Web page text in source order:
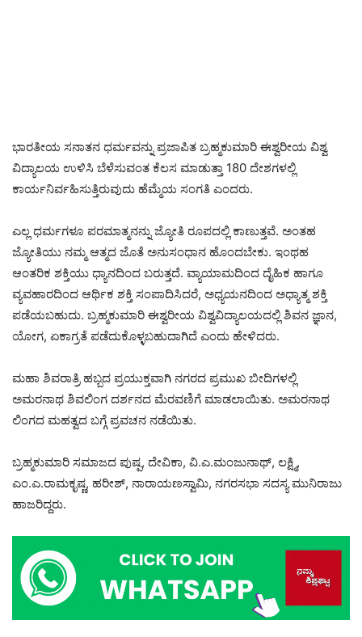
ಭಾರತೀಯ ಸನಾತನ ಧರ್ಮವನ್ನು ಪ್ರಜಾಪಿತ ಬ್ರಹ್ಮಕುಮಾರಿ ಈಶ್ವರೀಯ ವಿಶ್ವ
ವಿದ್ಯಾಲಯ ಉಳಿಸಿ ಬೆಳೆಸುವಂತ ಕೆಲಸ ಮಾಡುತ್ತಾ 180 ದೇಶಗಳಲ್ಲಿ
ಕಾರ್ಯನಿರ್ವಹಿಸುತ್ತಿರುವುದು ಹೆಮ್ಮೆಯ ಸಂಗತಿ ಎಂದರು.
ಎಲ್ಲ ಧರ್ಮಗಳೂ ಪರಮಾತ್ಮನನ್ನು ಜ್ಯೋತಿ ರೂಪದಲ್ಲಿ ಕಾಣುತ್ತವೆ. ಅಂತಹ
ಜ್ಯೋತಿಯು ನಮ್ಮ ಆತ್ಮದ ಜೊತೆ ಅನುಸಂಧಾನ ಹೊಂದಬೇಕು. ಇಂಥಹ
ಆಂತರಿಕ ಶಕ್ತಿಯು ಧ್ಯಾನದಿಂದ ಬರುತ್ತದೆ. ವ್ಯಾಯಾಮದಿಂದ ದೈಹಿಕ ಹಾಗೂ
ವ್ಯವಹಾರದಿಂದ ಆರ್ಥಿಕ ಶಕ್ತಿ ಸಂಪಾದಿಸಿದರೆ, ಅಧ್ಯಯನದಿಂದ ಅಧ್ಯಾತ್ಮ ಶಕ್ತಿ
ಪಡೆಯಬಹುದು. ಬ್ರಹ್ಮಕುಮಾರಿ ಈಶ್ವರೀಯ ವಿಶ್ವವಿದ್ಯಾಲಯದಲ್ಲಿ ಶಿವನ ಜ್ಞಾನ,
ಯೋಗ, ಏಕಾಗ್ರತೆ ಪಡೆದುಕೊಳ್ಳಬಹುದಾಗಿದೆ ಎಂದು ಹೇಳಿದರು.
ಮಹಾ ಶಿವರಾತ್ರಿ ಹಬ್ಬದ ಪ್ರಯುಕ್ತವಾಗಿ ನಗರದ ಪ್ರಮುಖ ಬೀದಿಗಳಲ್ಲಿ
ಅಮರನಾಥ ಶಿವಲಿಂಗ ದರ್ಶನದ ಮೆರವಣಿಗೆ ಮಾಡಲಾಯಿತು. ಅಮರನಾಥ
ಲಿಂಗದ ಮಹತ್ವದ ಬಗ್ಗೆ ಪ್ರವಚನ ನಡೆಯಿತು.
ಬ್ರಹ್ಮಕುಮಾರಿ ಸಮಾಜದ ಪುಷ್ಪ, ದೇವಿಕಾ, ವಿ.ಎ.ಮಂಜುನಾಥ್, ಲಕ್ಷ್ಮಿ,
ಎಂ.ಎ.ರಾಮಕೃಷ್ಣ, ಹರೀಶ್, ನಾರಾಯಣಸ್ವಾಮಿ, ನಗರಸಭಾ ಸದಸ್ಯ ಮುನಿರಾಜು
ಹಾಜರಿದ್ದರು.